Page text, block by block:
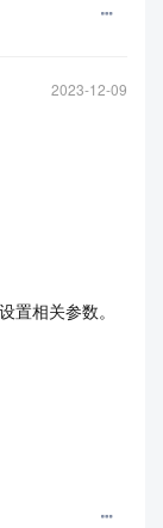
2023-12-09
置相关参数。